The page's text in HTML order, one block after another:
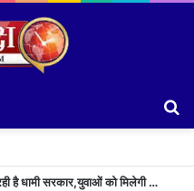
चुनावी साल में भर्ती का पिटारा खोलने जा रही है धामी सरकार,युवाओं को मिलेगी 34 हजार रिकॉर्ड भर्तियों की सौगात